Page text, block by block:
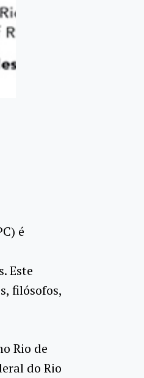
é
.Este
filósofos,
Rio de
do Rio